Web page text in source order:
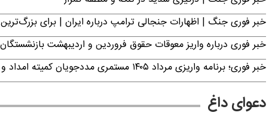
خبر فوری جنگ | اظهارات جنجالی ترامپ درباره ایران | برای بزرگ‌ترین
خبر فوری درباره واریز معوقات حقوق فروردین و اردیبهشت
خبر فوری؛ برنامه واریزی مرداد ۱۴۰۵ مستمری مددجویان کمیته امداد و بهزیستی اعلام شد
دعوای داغ